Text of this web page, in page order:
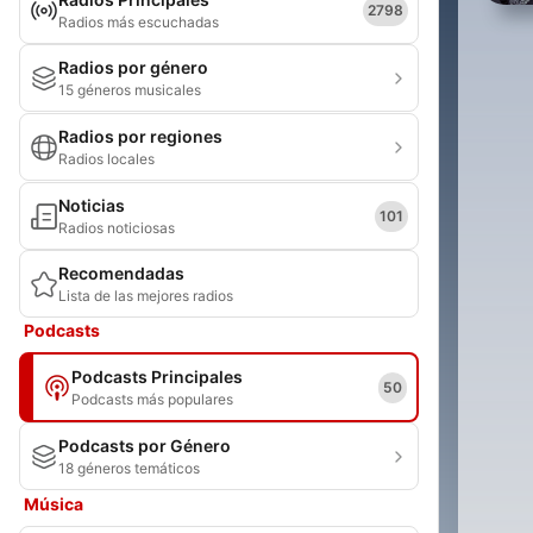
Radios más escuchadas
2798
Radios por género
15 géneros musicales
Radios por regiones
Radios locales
Noticias
Radios noticiosas
101
Recomendadas
Lista de las mejores radios
Podcasts
Podcasts Principales
Podcasts más populares
50
Podcasts por Género
18 géneros temáticos
Música